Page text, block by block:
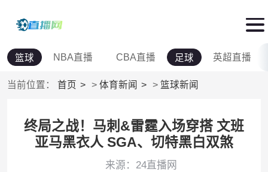
篮球 NBA直播 CBA直播 足球 英超直播
当前位置： 首页 > 体育新闻 > 篮球新闻
终局之战！马刺&雷霆入场穿搭 文班
亚马黑衣人 SGA、切特黑白双煞
来源：24直播网